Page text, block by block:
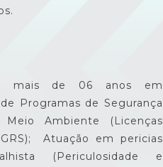
mais de 06 anos em
Programas de Segurança
Ambiente (Licenças
Atuação em pericias
(Periculosidade e